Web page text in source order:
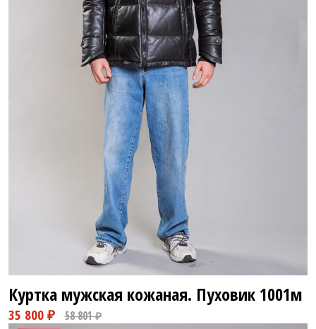
Куртка мужская кожаная. Пуховик 1001м